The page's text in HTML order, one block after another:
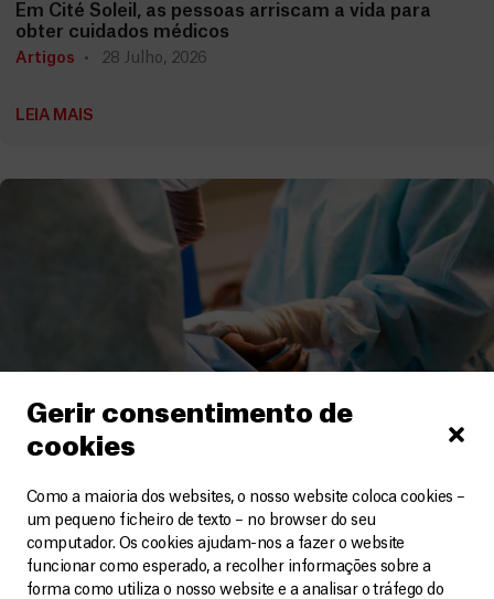
Gerir consentimento de
cookies
Como a maioria dos websites, o nosso website coloca cookies –
um pequeno ficheiro de texto – no browser do seu
computador. Os cookies ajudam-nos a fazer o website
funcionar como esperado, a recolher informações sobre a
forma como utiliza o nosso website e a analisar o tráfego do
Em Cité Soleil, as pessoas arriscam a vida para
obter cuidados médicos
Artigos 28 Julho, 2026
LEIA MAIS
Haiti
Número recorde de feridos a tiro no hospital da MSF